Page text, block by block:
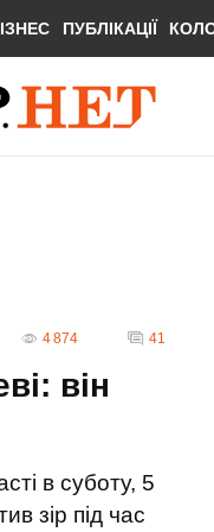
ПУБЛІКАЦІЇ
4 874 41
він
в суботу, 5
зір під час